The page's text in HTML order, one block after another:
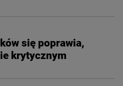
się poprawia,
krytycznym